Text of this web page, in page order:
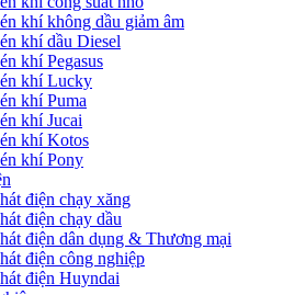
khí không dầu giảm âm
khí dầu Diesel
khí Pegasus
khí Lucky
khí Puma
khí Jucai
khí Kotos
khí Pony
điện chạy xăng
điện chạy dầu
điện dân dụng & Thương mại
điện công nghiệp
điện Huyndai